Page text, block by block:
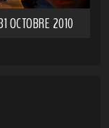
OCTOBRE 2010